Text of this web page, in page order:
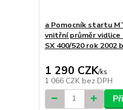
a Pomocník startu
vnitřní průměr vidlice
SX 400/520 rok 2002
1 290 CZK/ks
1 066 CZK bez DPH